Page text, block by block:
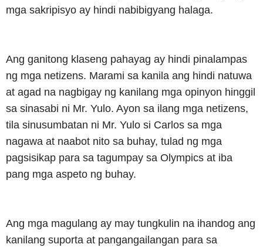
mga sakripisyo ay hindi nabibigyang halaga.
Ang ganitong klaseng pahayag ay hindi pinalampas
ng mga netizens. Marami sa kanila ang hindi natuwa
at agad na nagbigay ng kanilang mga opinyon hinggil
sa sinasabi ni Mr. Yulo. Ayon sa ilang mga netizens,
tila sinusumbatan ni Mr. Yulo si Carlos sa mga
nagawa at naabot nito sa buhay, tulad ng mga
pagsisikap para sa tagumpay sa Olympics at iba
pang mga aspeto ng buhay.
Ang mga magulang ay may tungkulin na ihandog ang
kanilang suporta at pangangailangan para sa